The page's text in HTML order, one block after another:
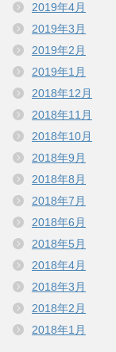
2019年4月
2019年3月
2019年2月
2019年1月
2018年12月
2018年11月
2018年10月
2018年9月
2018年8月
2018年7月
2018年6月
2018年5月
2018年4月
2018年3月
2018年2月
2018年1月